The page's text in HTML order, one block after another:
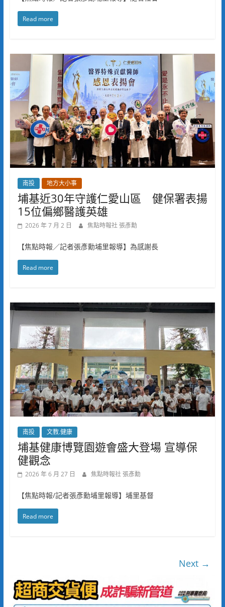
Read more
南投 地方大小事
埔基近30年守護仁愛山區 健保署表揚
15位偏鄉醫護英雄
2026 年 7 月 2 日 焦點時報社 張彥勳
【焦點時報／記者張彥勳埔里報導】為感謝長
Read more
南投 文教.健康
埔基健康博覽園遊會盛大登場 宣導保
健觀念
2026 年 6 月 27 日 焦點時報社 張彥勳
【焦點時報/記者張彥勳埔里報導】埔里基督
Read more
Next →